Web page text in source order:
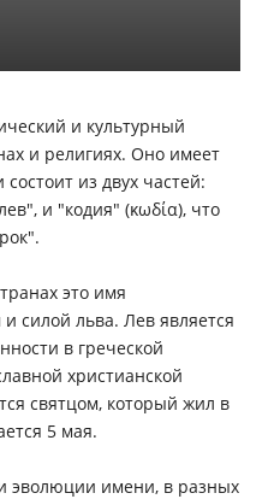
и культурный
и религиях. Оно имеет
из двух частей:
и "кодия" (κωδία), что
это имя
силой льва. Лев является
в греческой
христианской
святцом, который жил в
5 мая.
эволюции имени, в разных